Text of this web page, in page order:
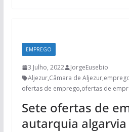
EMPREGO
3 Julho, 2022
JorgeEusebio
Aljezur,Câmara de Aljezur,
ofertas de emprego,ofertas de
Sete ofertas de
autarquia algarvia